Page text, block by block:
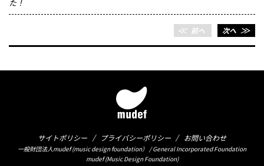
た！
＜＜前へ 次へ＞＞
サイトポリシー プライバシーポリシー お問い合わせ
一般財団法人mudef (music design foundation） / General Incorporated Foundation
mudef (Music Design Foundation)